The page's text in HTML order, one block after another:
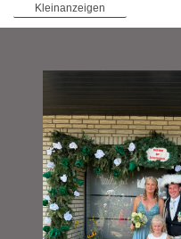
Kleinanzeigen